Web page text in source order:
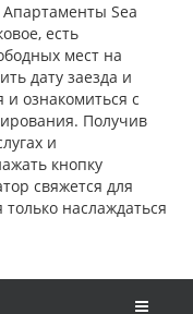
Sea
есть
мест на
дату заезда и
ознакомиться с
Получив
и
кнопку
свяжется для
только наслаждаться